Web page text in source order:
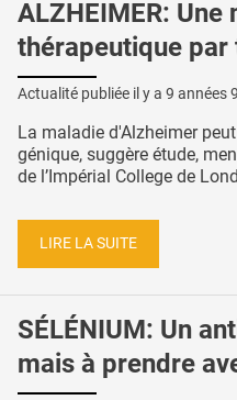
ALZHEIMER: Une
thérapeutique par
Actualité publiée il y a 9 années
La maladie d'Alzheimer
génique, suggère étude,
de l’Impérial College de
LIRE LA SUITE
SÉLÉNIUM: Un
mais à prendre